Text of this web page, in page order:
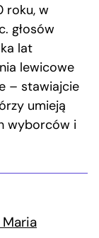
roku, w
głosów
lat
lewicowe
– stawiajcie
umieją
wyborców i